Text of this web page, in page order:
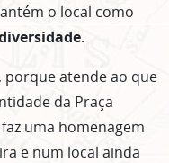
o local como
porque atende ao que
da Praça
uma homenagem
e num local ainda